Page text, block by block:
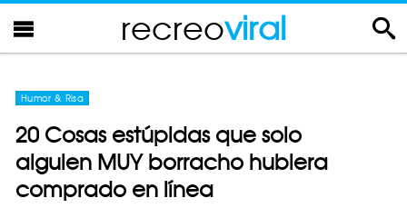
recreoviral
Humor & Risa
20 Cosas estúpidas que solo
alguien MUY borracho hubiera
comprado en línea